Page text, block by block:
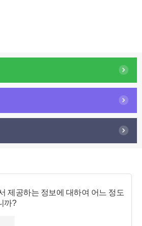
제공하는 정보에 대하여 어느 정도
까?